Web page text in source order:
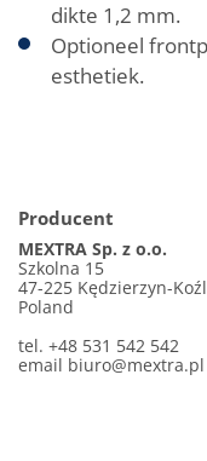
dikte 1,2 mm.
Optioneel
esthetiek.
Producent
MEXTRA Sp. z o.o.
Szkolna 15
47-225 Kędzierzyn-
Poland
tel. +48 531 542 542
email biuro@mextra.pl